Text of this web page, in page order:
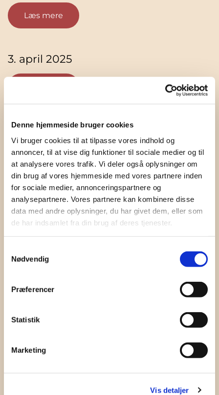
Denne hjemmeside bruger cookies
Vi bruger cookies til at tilpasse vores indhold og
annoncer, til at vise dig funktioner til sociale medier og til
at analysere vores trafik. Vi deler også oplysninger om
din brug af vores hjemmeside med vores partnere inden
for sociale medier, annonceringspartnere og
analysepartnere. Vores partnere kan kombinere disse
data med andre oplysninger, du har givet dem, eller som
de har indsamlet fra din brug af deres tjenester.
Nødvendig
Præferencer
Statistik
Marketing
Vis detaljer
Læs mere
3. april 2025
1. maj 2025
Læs mere
4. juni 2025
Læs mere